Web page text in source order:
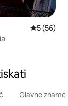
5 (56)
Glavne